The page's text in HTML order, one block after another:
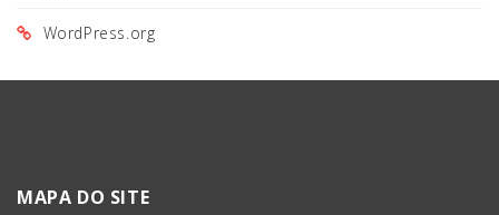
WordPress.org
MAPA DO SITE